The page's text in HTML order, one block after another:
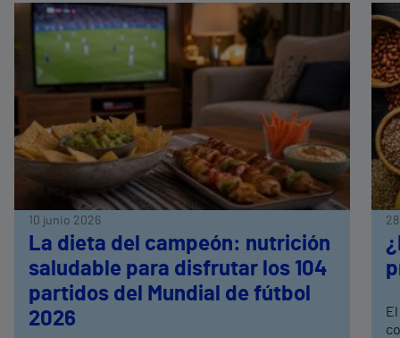
10 junio 2026
La dieta del campeón: nutrición
saludable para disfrutar los 104
partidos del Mundial de fútbol
2026